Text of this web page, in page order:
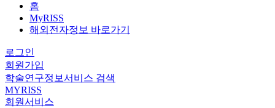
홈
MyRISS
해외전자정보 바로가기
로그인
회원가입
학술연구정보서비스 검색
MYRISS
회원서비스